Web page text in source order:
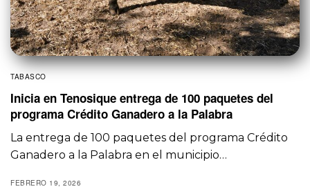
TABASCO
Inicia en Tenosique entrega de 100 paquetes del
programa Crédito Ganadero a la Palabra
La entrega de 100 paquetes del programa Crédito
Ganadero a la Palabra en el municipio…
FEBRERO 19, 2026